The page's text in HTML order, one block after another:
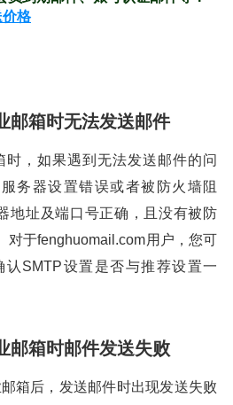
价格
邮箱时无法发送邮件
时，如果遇到无法发送邮件的问
务器设置错误或者被防火墙阻
地址及端口号正确，且没有被防
对于fenghuomail.com用户，您可
认SMTP设置是否与推荐设置一
邮箱时邮件发送失败
箱后，发送邮件时出现发送失败